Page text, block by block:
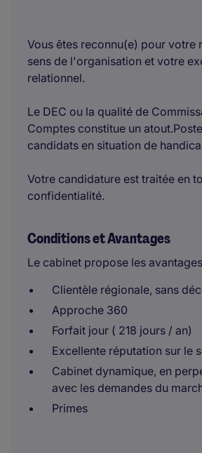
Vous êtes reconnu(e) pour votre
sens de l'organisation et votre
relationnel.
Le DEC ou la qualité de
Comptes constitue un
candidats en situation de
Votre candidature est traitée en
confidentialité.
Conditions et Avantages
Le cabinet propose les
Clientèle régionale, sans
Approche 360
Forfait jour ( 218 jours / an)
Excellente réputation sur le
Cabinet dynamique, en
avec les demandes du
Primes